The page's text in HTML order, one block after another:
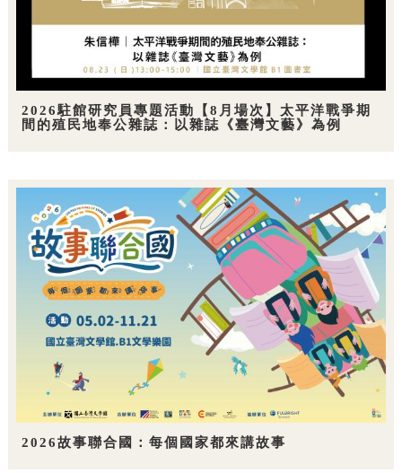
2026駐館研究員專題活動【8月場次】太平洋戰爭期
間的殖民地奉公雜誌：以雜誌《臺灣文藝》為例
2026故事聯合國：每個國家都來講故事